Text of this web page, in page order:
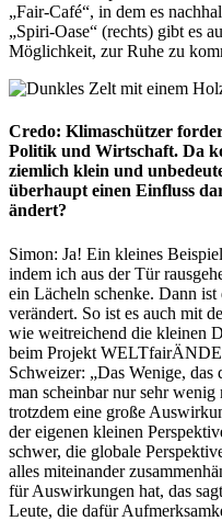
„Fair-Café“, in dem es
„Spiri-Oase“ (rechts) gibt es
Möglichkeit, zur Ruhe zu
Credo: Klimaschützer
Politik und Wirtschaft. Da
ziemlich klein und
überhaupt einen Einfluss
ändert?
Simon: Ja! Ein kleines
indem ich aus der Tür
ein Lächeln schenke. Dann
verändert. So ist es auch mit
wie weitreichend die kleinen
beim Projekt
Schweizer: „Das Wenige,
man scheinbar nur sehr
trotzdem eine große
der eigenen kleinen
schwer, die globale
alles miteinander
für Auswirkungen hat, das
Leute, die dafür